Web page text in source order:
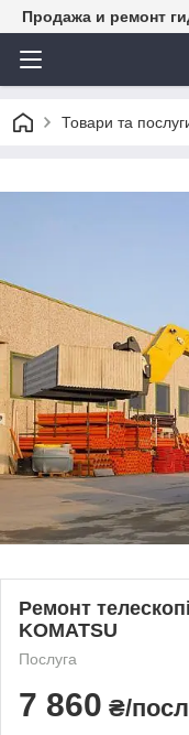
Продажа и ремонт
Товари та
Ремонт
KOMATSU
Послуга
7 860 ₴/